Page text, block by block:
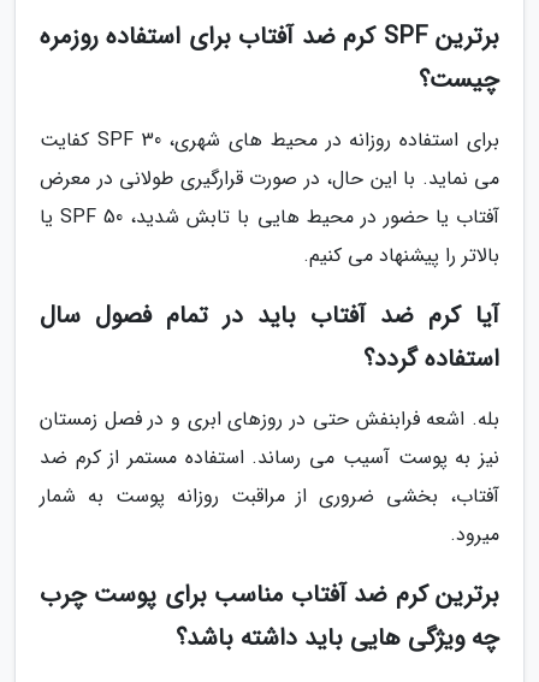
برترین SPF کرم ضد آفتاب برای استفاده روزمره
چیست؟
برای استفاده روزانه در محیط های شهری، SPF 30 کفایت
می نماید. با این حال، در صورت قرارگیری طولانی در معرض
آفتاب یا حضور در محیط هایی با تابش شدید، SPF 50 یا
بالاتر را پیشنهاد می کنیم.
آیا کرم ضد آفتاب باید در تمام فصول سال
استفاده گردد؟
بله. اشعه فرابنفش حتی در روزهای ابری و در فصل زمستان
نیز به پوست آسیب می رساند. استفاده مستمر از کرم ضد
آفتاب، بخشی ضروری از مراقبت روزانه پوست به شمار
میرود.
برترین کرم ضد آفتاب مناسب برای پوست چرب
چه ویژگی هایی باید داشته باشد؟